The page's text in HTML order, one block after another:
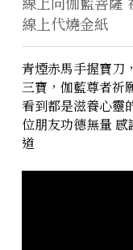
線上代燒金紙
青煙赤馬手握寶刀
三寶，伽藍尊者祈
看到都是滋養心靈
位朋友功德無量
道